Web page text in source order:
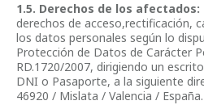
1.5. Derechos de los afectados:
derechos de acceso,rectificación,
los datos personales según lo
Protección de Datos de Carácter
RD.1720/2007, dirigiendo un
DNI o Pasaporte, a la siguiente
46920 / Mislata / Valencia / España.